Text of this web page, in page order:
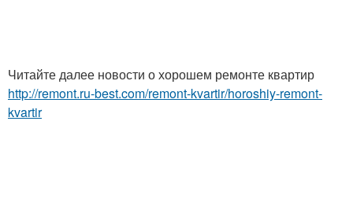
Читайте далее новости о хорошем ремонте квартир
http://remont.ru-best.com/remont-kvartir/horoshiy-remont-
kvartir